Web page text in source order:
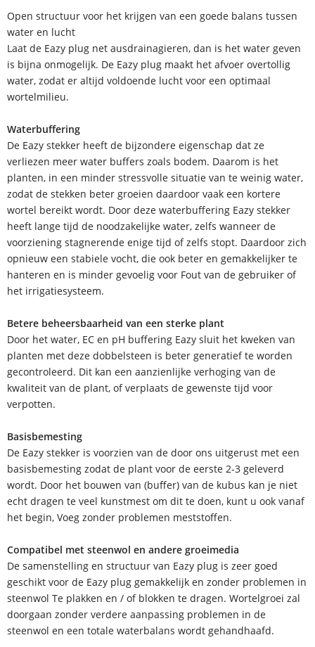
Open structuur voor het krijgen van een goede balans tussen
water en lucht
Laat de Eazy plug net ausdrainagieren, dan is het water geven
is bijna onmogelijk. De Eazy plug maakt het afvoer overtollig
water, zodat er altijd voldoende lucht voor een optimaal
wortelmilieu.
Waterbuffering
De Eazy stekker heeft de bijzondere eigenschap dat ze
verliezen meer water buffers zoals bodem. Daarom is het
planten, in een minder stressvolle situatie van te weinig water,
zodat de stekken beter groeien daardoor vaak een kortere
wortel bereikt wordt. Door deze waterbuffering Eazy stekker
heeft lange tijd de noodzakelijke water, zelfs wanneer de
voorziening stagnerende enige tijd of zelfs stopt. Daardoor zich
opnieuw een stabiele vocht, die ook beter en gemakkelijker te
hanteren en is minder gevoelig voor Fout van de gebruiker of
het irrigatiesysteem.
Betere beheersbaarheid van een sterke plant
Door het water, EC en pH buffering Eazy sluit het kweken van
planten met deze dobbelsteen is beter generatief te worden
gecontroleerd. Dit kan een aanzienlijke verhoging van de
kwaliteit van de plant, of verplaats de gewenste tijd voor
verpotten.
Basisbemesting
De Eazy stekker is voorzien van de door ons uitgerust met een
basisbemesting zodat de plant voor de eerste 2-3 geleverd
wordt. Door het bouwen van (buffer) van de kubus kan je niet
echt dragen te veel kunstmest om dit te doen, kunt u ook vanaf
het begin, Voeg zonder problemen meststoffen.
Compatibel met steenwol en andere groeimedia
De samenstelling en structuur van Eazy plug is zeer goed
geschikt voor de Eazy plug gemakkelijk en zonder problemen in
steenwol Te plakken en / of blokken te dragen. Wortelgroei zal
doorgaan zonder verdere aanpassing problemen in de
steenwol en een totale waterbalans wordt gehandhaafd.